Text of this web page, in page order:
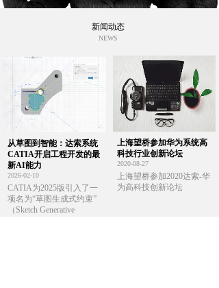
...
新闻动态
NEWS
上海望桥参加华为系统高
科技行业创新论坛
2020-08-27
上海望桥参加2020达索-华
为高科技创新论坛
从草图到智能：达索系统
CATIA开启工程开发的最
新AI能力
2026-02-10
CATIA为2025版引入了一
项名为“草图生成式约束”
（Sketch Generative
优质 高效